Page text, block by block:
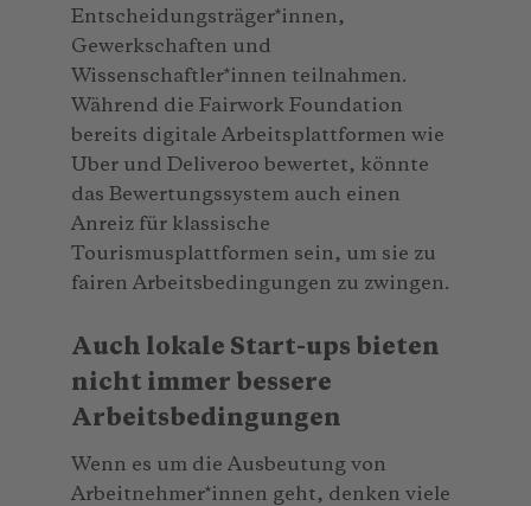
Entscheidungsträger*innen,
Gewerkschaften und
Wissenschaftler*innen teilnahmen.
Während die Fairwork Foundation
bereits digitale Arbeitsplattformen wie
Uber und Deliveroo bewertet, könnte
das Bewertungssystem auch einen
Anreiz für klassische
Tourismusplattformen sein, um sie zu
fairen Arbeitsbedingungen zu zwingen.
Auch lokale Start-ups bieten
nicht immer bessere
Arbeitsbedingungen
Wenn es um die Ausbeutung von
Arbeitnehmer*innen geht, denken viele